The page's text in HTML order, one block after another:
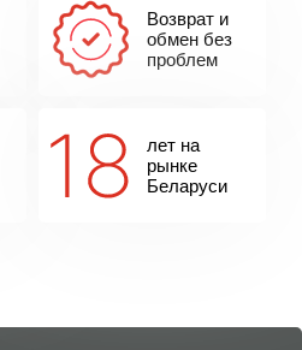
Возврат и
обмен без
проблем
лет на
рынке
Беларуси